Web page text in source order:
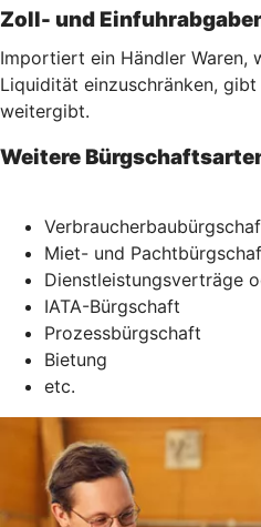
Zoll- und
Importiert ein Händler Waren,
Liquidität einzuschränken,
weitergibt.
Weitere
Miet- und
Dienstleistungsverträge
IATA-Bürgschaft
Prozessbürgschaft
Bietung
etc.